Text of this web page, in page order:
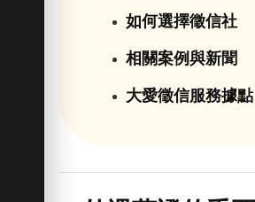
如何選擇徵信社
相關案例與新聞
大愛徵信服務據點